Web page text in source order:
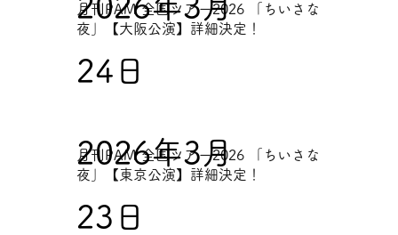
月刊PAM 全国ツアー2026 「ちいさな
夜」【大阪公演】詳細決定！
24日
月刊PAM 全国ツアー2026 「ちいさな
夜」【東京公演】詳細決定！
2026年3月
23日